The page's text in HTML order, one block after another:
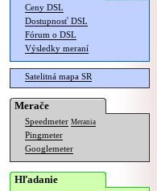
Ceny DSL
Dostupnosť DSL
Fórum o DSL
Výsledky meraní
Satelitná mapa SR
Merače
Speedmeter Merania
Pingmeter
Googlemeter
Hľadanie